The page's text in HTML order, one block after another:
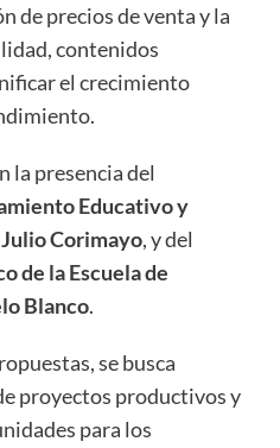
de precios de venta y la
contenidos
el crecimiento
la presencia del
Educativo y
Julio Corimayo, y del
de la Escuela de
Blanco.
se busca
proyectos productivos y
para los